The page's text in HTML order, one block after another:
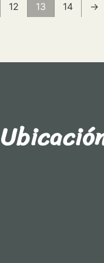
12 13 14 →